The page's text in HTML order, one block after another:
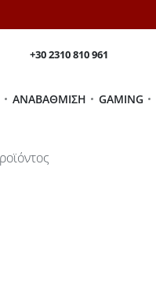
+30 2310 810 961
ΑΝΑΒΆΘΜΙΣΗ GAMING